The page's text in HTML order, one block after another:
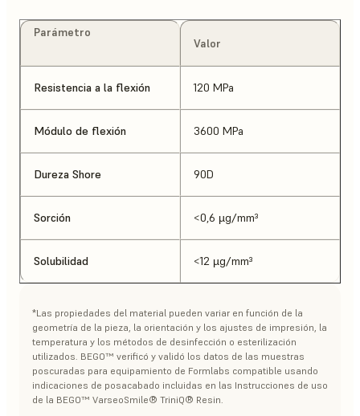
Parámetro
Valor
Resistencia a la flexión 120 MPa
Módulo de flexión 3600 MPa
Dureza Shore 90D
Sorción <0,6 µg/mm³
Solubilidad <12 µg/mm³
*Las propiedades del material pueden variar en función de la
geometría de la pieza, la orientación y los ajustes de impresión, la
temperatura y los métodos de desinfección o esterilización
utilizados. BEGO™ verificó y validó los datos de las muestras
poscuradas para equipamiento de Formlabs compatible usando
indicaciones de posacabado incluidas en las Instrucciones de uso
de la BEGO™ VarseoSmile® TriniQ® Resin.